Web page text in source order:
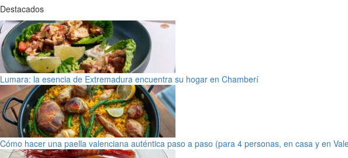
Destacados
Lumara: la esencia de Extremadura encuentra su hogar en Chamberí
Cómo hacer una paella valenciana auténtica paso a paso (para 4 personas, en casa y en